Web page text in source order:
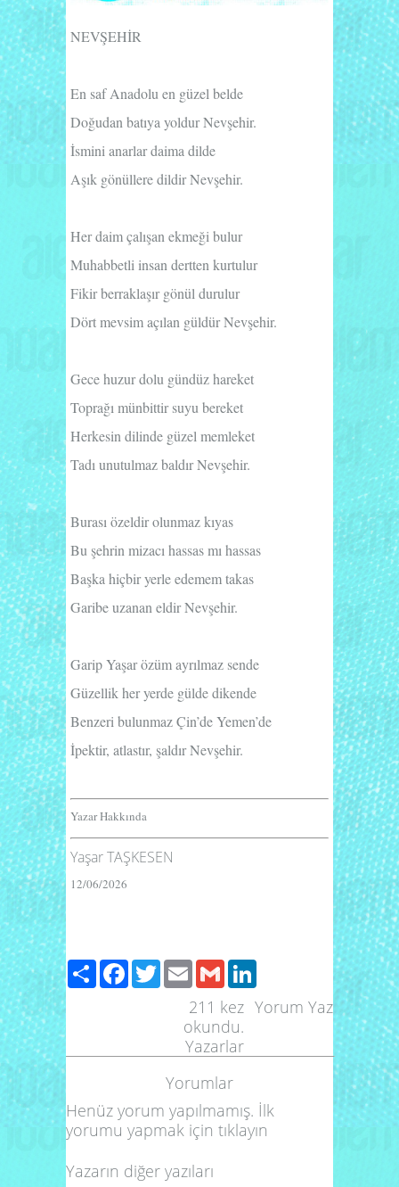
NEVŞEHİR
En saf Anadolu en güzel belde
Doğudan batıya yoldur Nevşehir.
İsmini anarlar daima dilde
Aşık gönüllere dildir Nevşehir.
Her daim çalışan ekmeği bulur
Muhabbetli insan dertten kurtulur
Fikir berraklaşır gönül durulur
Dört mevsim açılan güldür Nevşehir.
Gece huzur dolu gündüz hareket
Toprağı münbittir suyu bereket
Herkesin dilinde güzel memleket
Tadı unutulmaz baldır Nevşehir.
Burası özeldir olunmaz kıyas
Bu şehrin mizacı hassas mı hassas
Başka hiçbir yerle edemem takas
Garibe uzanan eldir Nevşehir.
Garip Yaşar özüm ayrılmaz sende
Güzellik her yerde gülde dikende
Benzeri bulunmaz Çin’de Yemen’de
İpektir, atlastır, şaldır Nevşehir.
Yazar Hakkında
Yaşar TAŞKESEN
12/06/2026
PaylaşFacebook
TwitterEmailGmail
Yorum Yaz
211 kez
okundu.
Yazarlar
Yorumlar
Henüz yorum yapılmamış. İlk
yorumu yapmak için tıklayın
Yazarın diğer yazıları